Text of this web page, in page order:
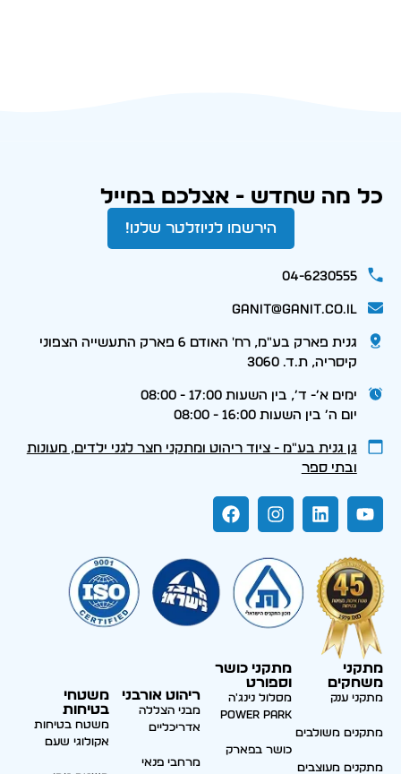
כל מה שחדש - אצלכם במייל
הירשמו לניוזלטר שלנו!
04-6230555
ganit@ganit.co.il
גנית פארק בע"מ, רח' האודם 6 פארק התעשייה הצפוני
קיסריה, ת.ד. 3060
ימים א׳- ד׳, בין השעות 17:00 - 08:00
יום ה׳ בין השעות 16:00 - 08:00
גן גנית בע״מ - ציוד ריהוט ומתקני חצר לגני ילדים, מעונות
ובתי ספר
מתקני
משחקים
מתקני ענק
מתקנים משולבים
מתקנים מעוצבים
מתקני כושר
וספורט
מסלול נינג'ה
Power park
כושר בפארק
ריהוט אורבני
מבני הצללה
אדריכליים
מרחבי פנאי
משטחי
בטיחות
משטח בטיחות
אקולוגי שעם